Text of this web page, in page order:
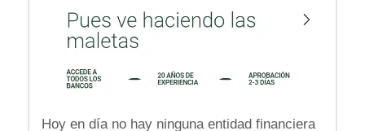
Hoy en día no hay ninguna entidad financiera